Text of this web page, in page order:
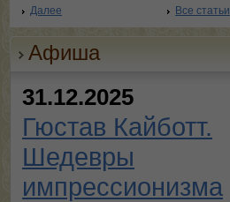
Далее Все статьи
Афиша
31.12.2025
Гюстав Кайботт.
Шедевры
импрессионизма